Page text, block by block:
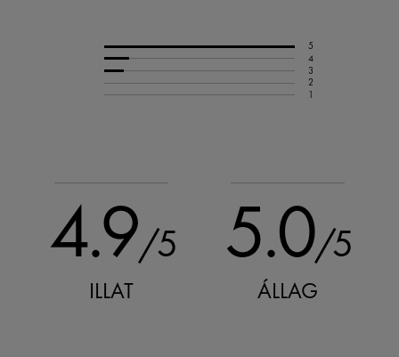
5
4
3
2
1
4.9/5
ILLAT
5.0/5
ÁLLAG